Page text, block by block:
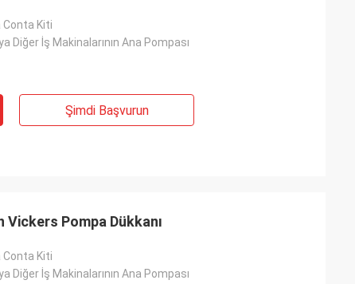
Conta Kiti
Diğer İş Makinalarının Ana Pompası
Şimdi Başvurun
Vickers Pompa Dükkanı
Conta Kiti
Diğer İş Makinalarının Ana Pompası